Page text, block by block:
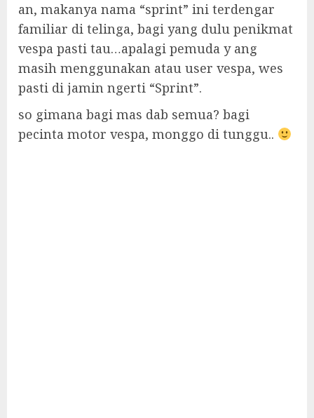
an, makanya nama “sprint” ini terdengar
familiar di telinga, bagi yang dulu penikmat
vespa pasti tau…apalagi pemuda y ang
masih menggunakan atau user vespa, wes
pasti di jamin ngerti “Sprint”.
so gimana bagi mas dab semua? bagi
pecinta motor vespa, monggo di tunggu..